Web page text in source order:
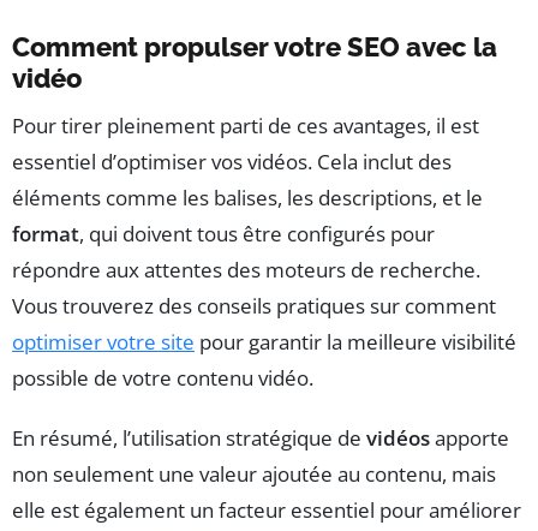
Comment propulser votre SEO avec la
vidéo
Pour tirer pleinement parti de ces avantages, il est
essentiel d’optimiser vos vidéos. Cela inclut des
éléments comme les balises, les descriptions, et le
format, qui doivent tous être configurés pour
répondre aux attentes des moteurs de recherche.
Vous trouverez des conseils pratiques sur comment
optimiser votre site pour garantir la meilleure visibilité
possible de votre contenu vidéo.
En résumé, l’utilisation stratégique de vidéosapporte
non seulement une valeur ajoutée au contenu, mais
elle est également un facteur essentiel pour améliorer